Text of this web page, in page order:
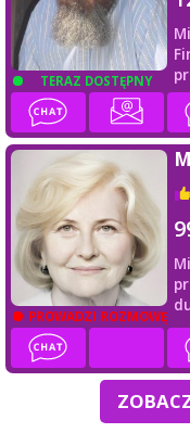
TERAZ DOSTĘPNY
PROWADZI ROZMOWĘ